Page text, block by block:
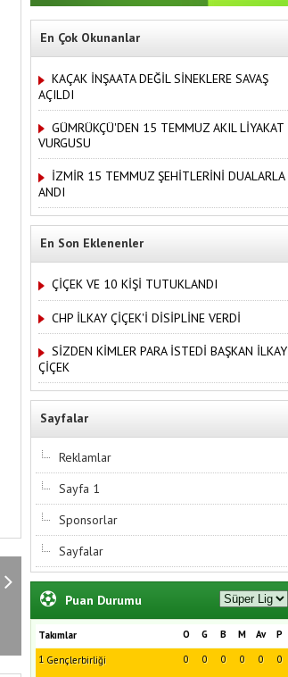
En Çok Okunanlar
KAÇAK İNŞAATA DEĞİL SİNEKLERE SAVAŞ
AÇILDI
GÜMRÜKÇÜ'DEN 15 TEMMUZ AKIL LİYAKAT
VURGUSU
İZMİR 15 TEMMUZ ŞEHİTLERİNİ DUALARLA
ANDI
En Son Eklenenler
ÇİÇEK VE 10 KİŞİ TUTUKLANDI
CHP İLKAY ÇİÇEK'İ DİSİPLİNE VERDİ
SİZDEN KİMLER PARA İSTEDİ BAŞKAN İLKAY
ÇİÇEK
Sayfalar
Reklamlar
Sayfa 1
Sponsorlar
Sayfalar
Puan Durumu
Takımlar P
Av
M
B
G
O
1 Gençlerbirliği 0
0
0
0
0
0